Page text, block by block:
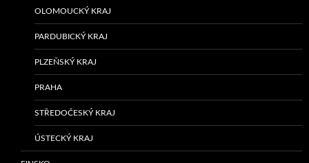
OLOMOUCKÝ KRAJ
PARDUBICKÝ KRAJ
PLZEŇSKÝ KRAJ
PRAHA
STŘEDOČESKÝ KRAJ
ÚSTECKÝ KRAJ